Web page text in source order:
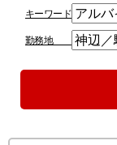
キーワード
勤務地